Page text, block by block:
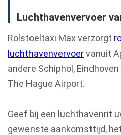
Luchthavenvervoer
Rolstoeltaxi Max verzorgt
luchthavenvervoervanuit
andere Schiphol,
The Hague Airport.
Geef bij een luchthavenrit
gewenste aankomsttijd,